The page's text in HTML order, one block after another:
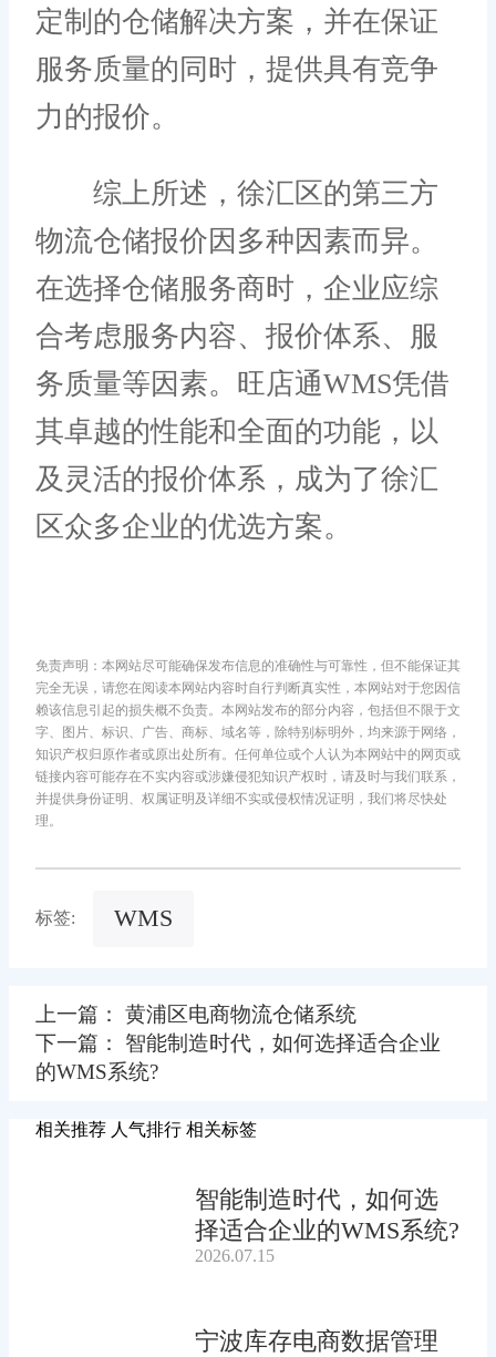
定制的仓储解决方案，并在保证
服务质量的同时，提供具有竞争
力的报价。
综上所述，徐汇区的第三方
物流仓储报价因多种因素而异。
在选择仓储服务商时，企业应综
合考虑服务内容、报价体系、服
务质量等因素。旺店通WMS凭借
其卓越的性能和全面的功能，以
及灵活的报价体系，成为了徐汇
区众多企业的优选方案。
免责声明：本网站尽可能确保发布信息的准确性与可靠性，但不能保证其
完全无误，请您在阅读本网站内容时自行判断真实性，本网站对于您因信
赖该信息引起的损失概不负责。本网站发布的部分内容，包括但不限于文
字、图片、标识、广告、商标、域名等，除特别标明外，均来源于网络，
知识产权归原作者或原出处所有。任何单位或个人认为本网站中的网页或
链接内容可能存在不实内容或涉嫌侵犯知识产权时，请及时与我们联系，
并提供身份证明、权属证明及详细不实或侵权情况证明，我们将尽快处
理。
标签: WMS
上一篇： 黄浦区电商物流仓储系统
下一篇： 智能制造时代，如何选择适合企业
的WMS系统?
相关推荐 人气排行 相关标签
智能制造时代，如何选
择适合企业的WMS系统?
2026.07.15
宁波库存电商数据管理